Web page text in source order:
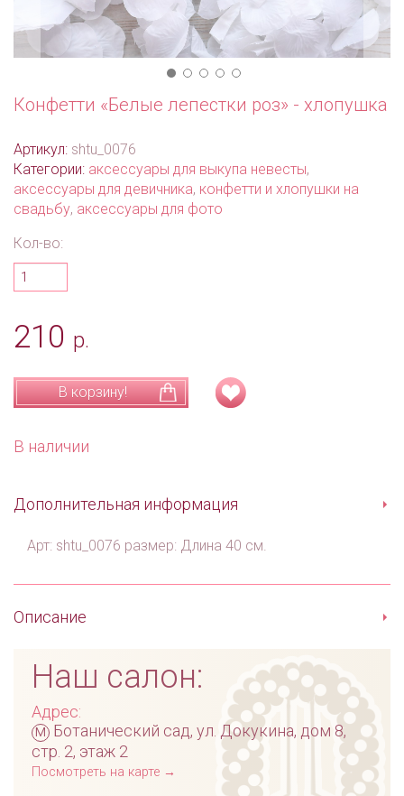
Конфетти «Белые лепестки роз» - хлопушка
Артикул: shtu_0076
Категории: аксессуары для выкупа невесты,
аксессуары для девичника, конфетти и хлопушки на
свадьбу, аксессуары для фото
Кол-во:
210 р.
В корзину!
В наличии
Дополнительная информация
Арт: shtu_0076 размер: Длина 40 см.
Описание
Наш салон:
Адрес:
м Ботанический сад, ул. Докукина, дом 8,
стр. 2, этаж 2
Посмотреть на карте →